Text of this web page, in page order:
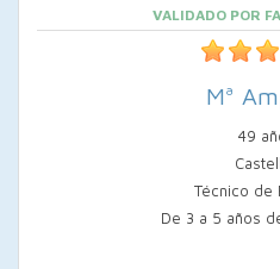
VALIDADO POR
Mª
49
Técnico de
De 3 a 5 años